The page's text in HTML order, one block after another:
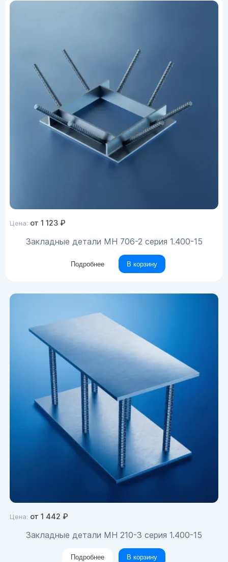
Цена: от1 123 ₽
Закладные детали МН 706-2 серия 1.400-15
Подробнее В корзину
Цена: от1 442 ₽
Закладные детали МН 210-3 серия 1.400-15
Подробнее В корзину